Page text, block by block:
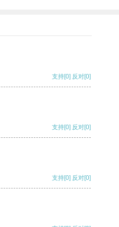
支持[0] 反对[0]
支持[0] 反对[0]
支持[0] 反对[0]